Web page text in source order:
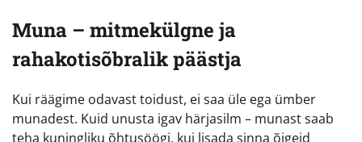
Muna – mitmekülgne ja
rahakotisõbralik päästja
Kui räägime odavast toidust, ei saa üle ega ümber
munadest. Kuid unusta igav härjasilm – munast saab
teha kuningliku õhtusöögi, kui lisada sinna õigeid